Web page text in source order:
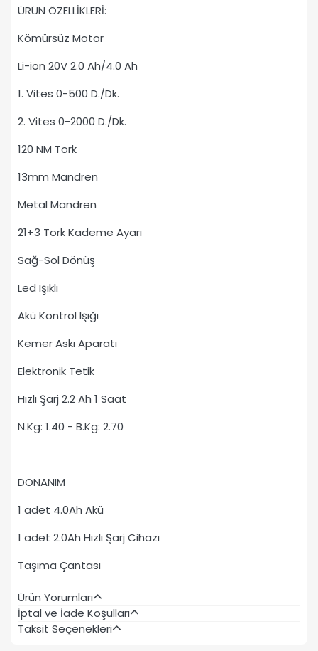
ÜRÜN ÖZELLİKLERİ:
Kömürsüz Motor
Li-ion 20V 2.0 Ah/4.0 Ah
1. Vites 0-500 D./Dk.
2. Vites 0-2000 D./Dk.
120 NM Tork
13mm Mandren
Metal Mandren
21+3 Tork Kademe Ayarı
Sağ-Sol Dönüş
Led Işıklı
Akü Kontrol Işığı
Kemer Askı Aparatı
Elektronik Tetik
Hızlı Şarj 2.2 Ah 1 Saat
N.Kg: 1.40 - B.Kg: 2.70
DONANIM
1 adet 4.0Ah Akü
1 adet 2.0Ah Hızlı Şarj Cihazı
Taşıma Çantası
Ürün Yorumları
İptal ve İade Koşulları
Taksit Seçenekleri